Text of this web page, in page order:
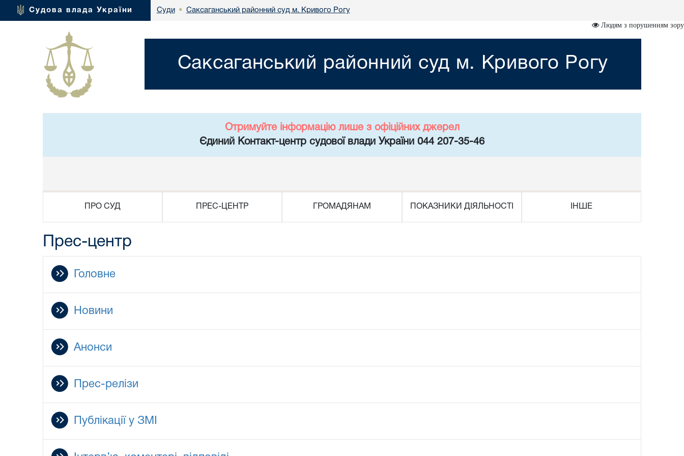
Судова влада України Суди • Саксаганський районний суд м. Кривого Рогу
Людям з порушенням зору
Саксаганський районний суд м. Кривого Рогу
Отримуйте інформацію лише з офіційних джерел
Єдиний Контакт-центр судової влади України 044 207-35-46
ПРО СУД ПРЕС-ЦЕНТР ГРОМАДЯНАМ ПОКАЗНИКИ ДІЯЛЬНОСТІ ІНШЕ
Прес-центр
Головне
Новини
Анонси
Прес-релізи
Публікації у ЗМІ